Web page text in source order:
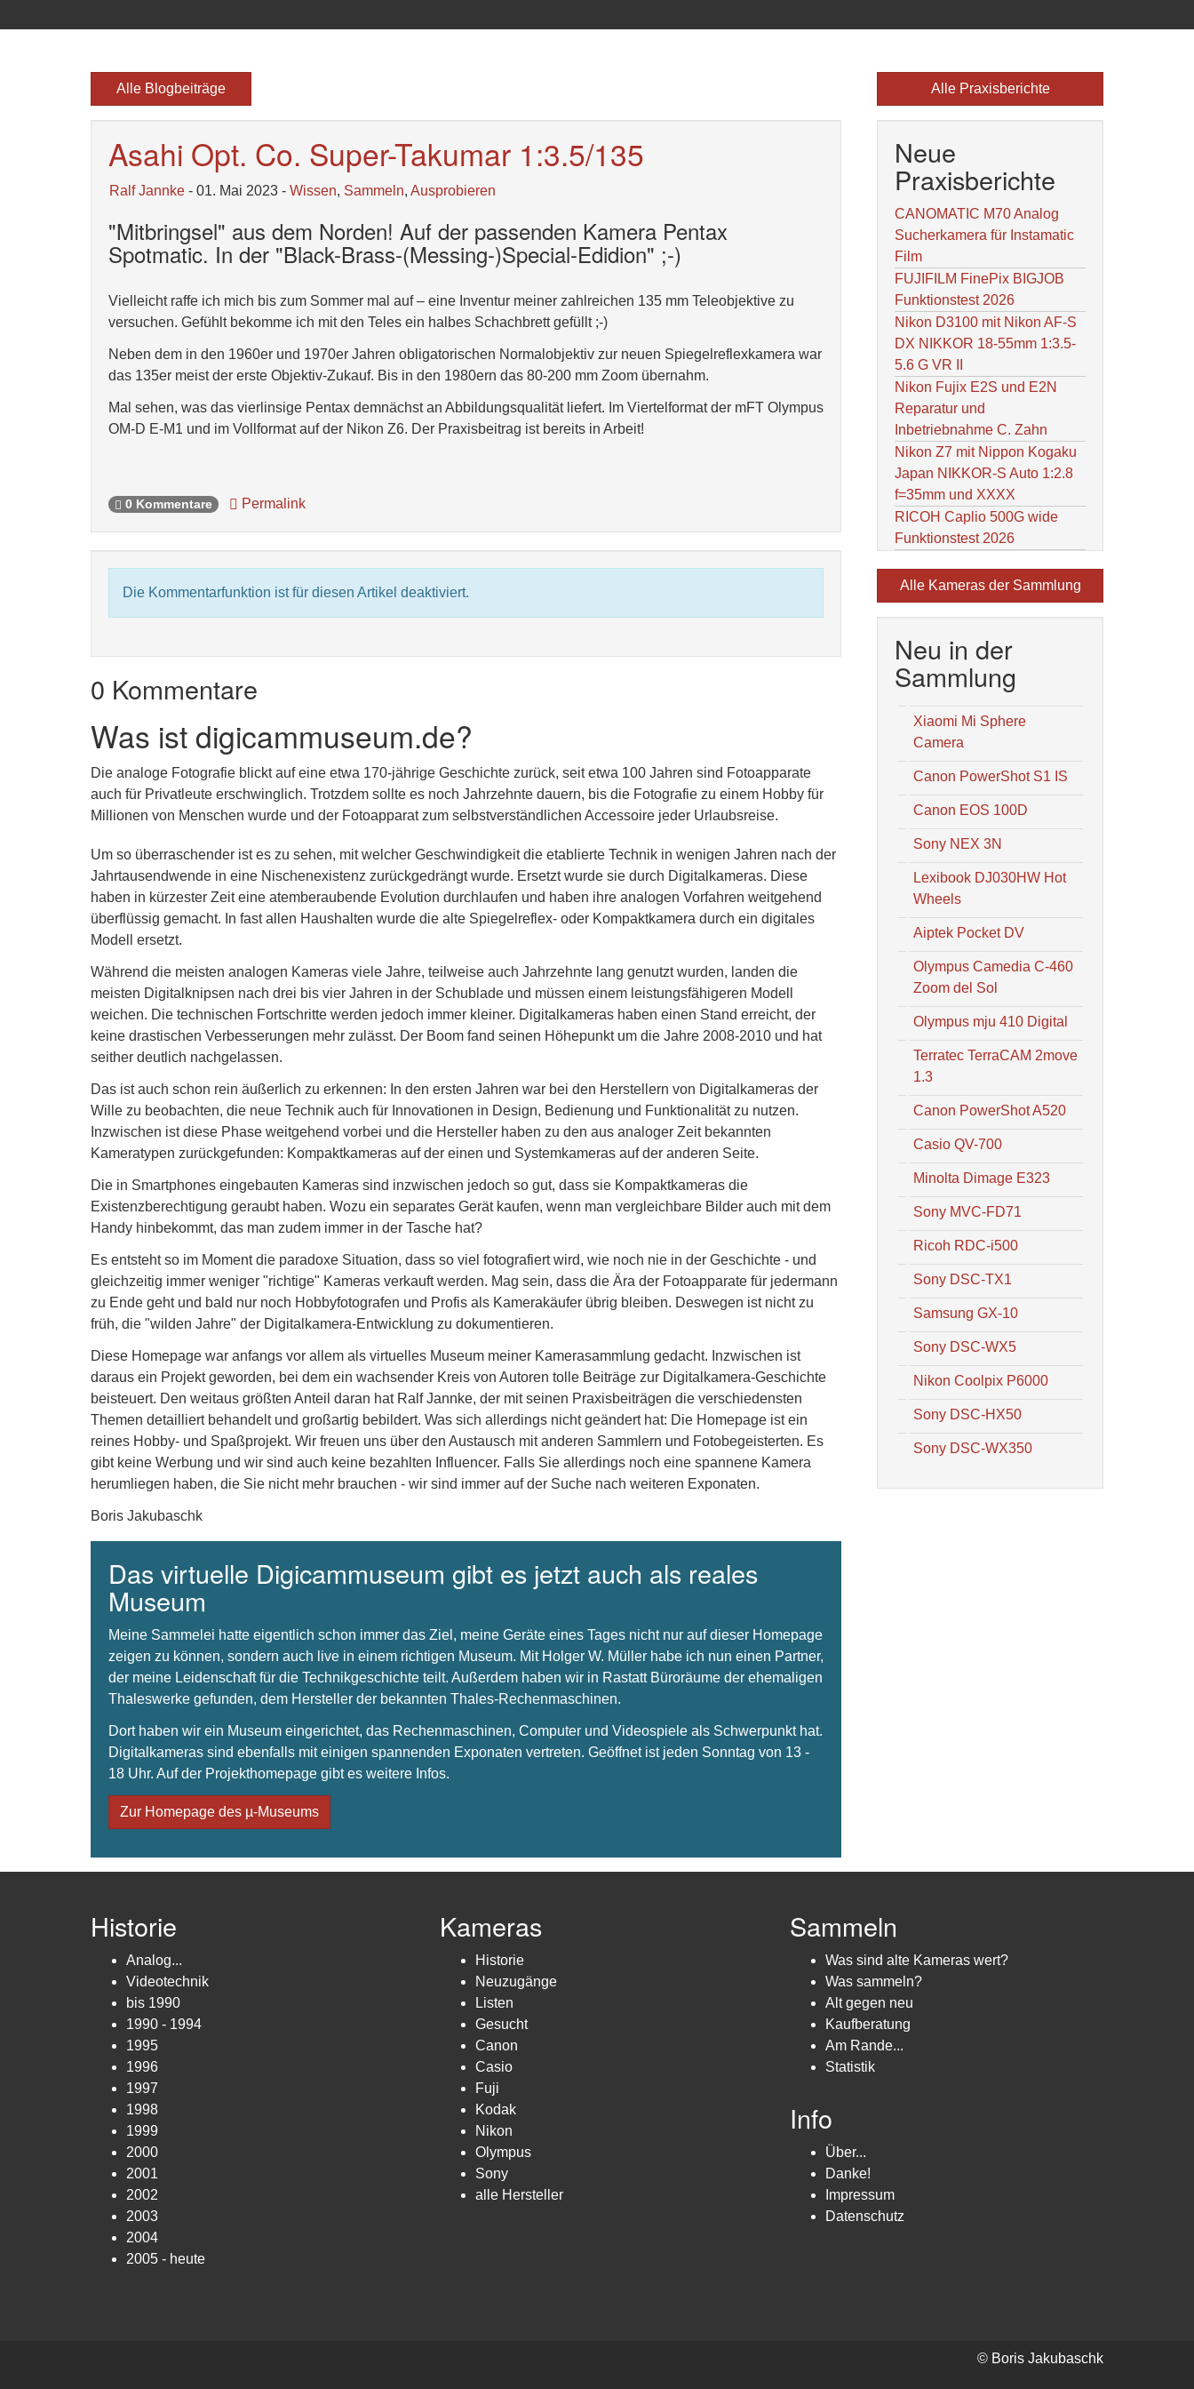
Alle Blogbeiträge
Asahi Opt. Co. Super-Takumar 1:3.5/135
Ralf Jannke - 01. Mai 2023 - Wissen, Sammeln, Ausprobieren
"Mitbringsel" aus dem Norden! Auf der passenden Kamera Pentax
Spotmatic. In der "Black-Brass-(Messing-)Special-Edidion" ;-)
Vielleicht raffe ich mich bis zum Sommer mal auf – eine Inventur meiner zahlreichen 135 mm Teleobjektive zu
versuchen. Gefühlt bekomme ich mit den Teles ein halbes Schachbrett gefüllt ;-)
Neben dem in den 1960er und 1970er Jahren obligatorischen Normalobjektiv zur neuen Spiegelreflexkamera war
das 135er meist der erste Objektiv-Zukauf. Bis in den 1980ern das 80-200 mm Zoom übernahm.
Mal sehen, was das vierlinsige Pentax demnächst an Abbildungsqualität liefert. Im Viertelformat der mFT Olympus
OM-D E-M1 und im Vollformat auf der Nikon Z6. Der Praxisbeitrag ist bereits in Arbeit!
0 Kommentare Permalink
Die Kommentarfunktion ist für diesen Artikel deaktiviert.
0 Kommentare
Was ist digicammuseum.de?
Die analoge Fotografie blickt auf eine etwa 170-jährige Geschichte zurück, seit etwa 100 Jahren sind Fotoapparate
auch für Privatleute erschwinglich. Trotzdem sollte es noch Jahrzehnte dauern, bis die Fotografie zu einem Hobby für
Millionen von Menschen wurde und der Fotoapparat zum selbstverständlichen Accessoire jeder Urlaubsreise.
Um so überraschender ist es zu sehen, mit welcher Geschwindigkeit die etablierte Technik in wenigen Jahren nach der
Jahrtausendwende in eine Nischenexistenz zurückgedrängt wurde. Ersetzt wurde sie durch Digitalkameras. Diese
haben in kürzester Zeit eine atemberaubende Evolution durchlaufen und haben ihre analogen Vorfahren weitgehend
überflüssig gemacht. In fast allen Haushalten wurde die alte Spiegelreflex- oder Kompaktkamera durch ein digitales
Modell ersetzt.
Während die meisten analogen Kameras viele Jahre, teilweise auch Jahrzehnte lang genutzt wurden, landen die
meisten Digitalknipsen nach drei bis vier Jahren in der Schublade und müssen einem leistungsfähigeren Modell
weichen. Die technischen Fortschritte werden jedoch immer kleiner. Digitalkameras haben einen Stand erreicht, der
keine drastischen Verbesserungen mehr zulässt. Der Boom fand seinen Höhepunkt um die Jahre 2008-2010 und hat
seither deutlich nachgelassen.
Das ist auch schon rein äußerlich zu erkennen: In den ersten Jahren war bei den Herstellern von Digitalkameras der
Wille zu beobachten, die neue Technik auch für Innovationen in Design, Bedienung und Funktionalität zu nutzen.
Inzwischen ist diese Phase weitgehend vorbei und die Hersteller haben zu den aus analoger Zeit bekannten
Kameratypen zurückgefunden: Kompaktkameras auf der einen und Systemkameras auf der anderen Seite.
Die in Smartphones eingebauten Kameras sind inzwischen jedoch so gut, dass sie Kompaktkameras die
Existenzberechtigung geraubt haben. Wozu ein separates Gerät kaufen, wenn man vergleichbare Bilder auch mit dem
Handy hinbekommt, das man zudem immer in der Tasche hat?
Es entsteht so im Moment die paradoxe Situation, dass so viel fotografiert wird, wie noch nie in der Geschichte - und
gleichzeitig immer weniger "richtige" Kameras verkauft werden. Mag sein, dass die Ära der Fotoapparate für jedermann
zu Ende geht und bald nur noch Hobbyfotografen und Profis als Kamerakäufer übrig bleiben. Deswegen ist nicht zu
früh, die "wilden Jahre" der Digitalkamera-Entwicklung zu dokumentieren.
Diese Homepage war anfangs vor allem als virtuelles Museum meiner Kamerasammlung gedacht. Inzwischen ist
daraus ein Projekt geworden, bei dem ein wachsender Kreis von Autoren tolle Beiträge zur Digitalkamera-Geschichte
beisteuert. Den weitaus größten Anteil daran hat Ralf Jannke, der mit seinen Praxisbeiträgen die verschiedensten
Themen detailliert behandelt und großartig bebildert. Was sich allerdings nicht geändert hat: Die Homepage ist ein
reines Hobby- und Spaßprojekt. Wir freuen uns über den Austausch mit anderen Sammlern und Fotobegeisterten. Es
gibt keine Werbung und wir sind auch keine bezahlten Influencer. Falls Sie allerdings noch eine spannene Kamera
herumliegen haben, die Sie nicht mehr brauchen - wir sind immer auf der Suche nach weiteren Exponaten.
Boris Jakubaschk
Das virtuelle Digicammuseum gibt es jetzt auch als reales
Museum
Meine Sammelei hatte eigentlich schon immer das Ziel, meine Geräte eines Tages nicht nur auf dieser Homepage
zeigen zu können, sondern auch live in einem richtigen Museum. Mit Holger W. Müller habe ich nun einen Partner,
der meine Leidenschaft für die Technikgeschichte teilt. Außerdem haben wir in Rastatt Büroräume der ehemaligen
Thaleswerke gefunden, dem Hersteller der bekannten Thales-Rechenmaschinen.
Dort haben wir ein Museum eingerichtet, das Rechenmaschinen, Computer und Videospiele als Schwerpunkt hat.
Digitalkameras sind ebenfalls mit einigen spannenden Exponaten vertreten. Geöffnet ist jeden Sonntag von 13 -
18 Uhr. Auf der Projekthomepage gibt es weitere Infos.
Zur Homepage des µ-Museums
Alle Praxisberichte
Neue
Praxisberichte
CANOMATIC M70 Analog
Sucherkamera für Instamatic
Film
FUJIFILM FinePix BIGJOB
Funktionstest 2026
Nikon D3100 mit Nikon AF-S
DX NIKKOR 18-55mm 1:3.5-
5.6 G VR II
Nikon Fujix E2S und E2N
Reparatur und
Inbetriebnahme C. Zahn
Nikon Z7 mit Nippon Kogaku
Japan NIKKOR-S Auto 1:2.8
f=35mm und XXXX
RICOH Caplio 500G wide
Funktionstest 2026
Alle Kameras der Sammlung
Neu in der
Sammlung
Xiaomi Mi Sphere
Camera
Canon PowerShot S1 IS
Canon EOS 100D
Sony NEX 3N
Lexibook DJ030HW Hot
Wheels
Aiptek Pocket DV
Olympus Camedia C-460
Zoom del Sol
Olympus mju 410 Digital
Terratec TerraCAM 2move
1.3
Canon PowerShot A520
Casio QV-700
Minolta Dimage E323
Sony MVC-FD71
Ricoh RDC-i500
Sony DSC-TX1
Samsung GX-10
Sony DSC-WX5
Nikon Coolpix P6000
Sony DSC-HX50
Sony DSC-WX350
Historie
Analog...
Videotechnik
bis 1990
1990 - 1994
1995
1996
1997
1998
1999
2000
2001
2002
2003
2004
2005 - heute
Kameras
Historie
Neuzugänge
Listen
Gesucht
Canon
Casio
Fuji
Kodak
Nikon
Olympus
Sony
alle Hersteller
Sammeln
Was sind alte Kameras wert?
Was sammeln?
Alt gegen neu
Kaufberatung
Am Rande...
Statistik
Info
Über...
Danke!
Impressum
Datenschutz
© Boris Jakubaschk